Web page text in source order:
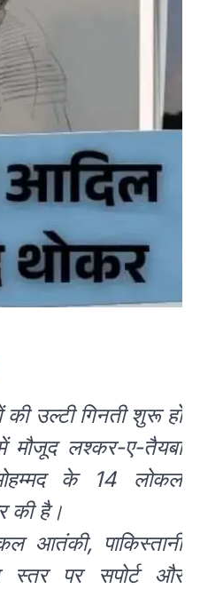
उल्टी गिनती शुरू हो
मौजूद लश्कर-ए-तैयबा
के 14 लोकल
की है।
आतंकी, पाकिस्तानी
स्तर पर सपोर्ट और